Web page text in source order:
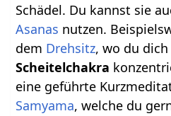
Schädel. Du kannst sie
Asanas nutzen.
dem Drehsitz, wo du
Scheitelchakra
eine geführte
Samyama, welche du